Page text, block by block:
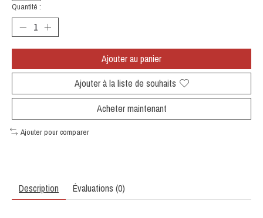
Quantité :
Ajouter au panier
Ajouter à la liste de souhaits
Acheter maintenant
Ajouter pour comparer
Description Évaluations (0)